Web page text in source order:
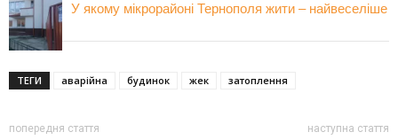
У якому мікрорайоні Тернополя жити – найвеселіше
ТЕГИ аварійна будинок жек затоплення
попередня стаття наступна стаття